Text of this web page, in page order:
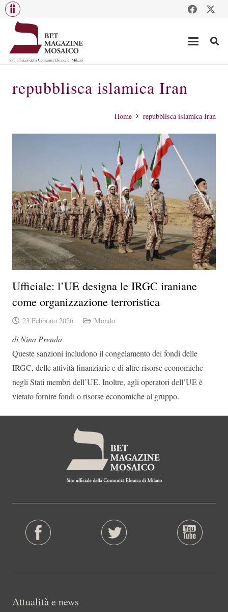
repubblisca islamica Iran
Home repubblisca islamica Iran
Ufficiale: l’UE designa le IRGC iraniane
come organizzazione terroristica
23 Febbraio 2026 Mondo
di Nina Prenda
Queste sanzioni includono il congelamento dei fondi delle
IRGC, delle attività finanziarie e di altre risorse economiche
negli Stati membri dell’UE. Inoltre, agli operatori dell’UE è
vietato fornire fondi o risorse economiche al gruppo.
Attualità e news